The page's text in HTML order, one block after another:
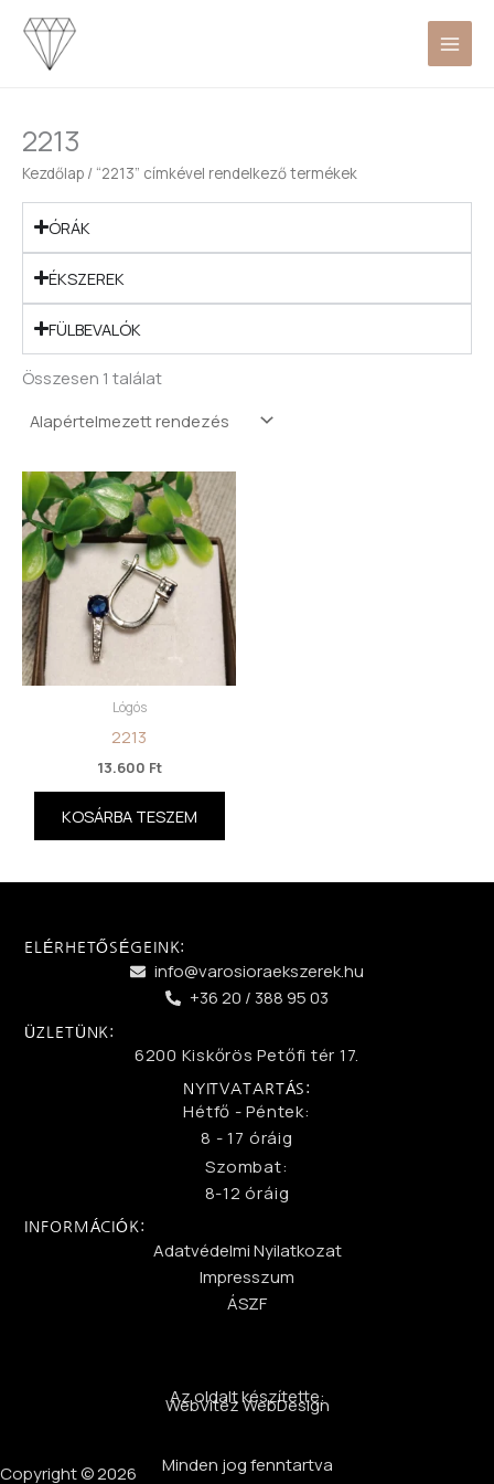
Skip
content
2213
Kezdőlap / “2213” címkével rendelkező termékek
ÓRÁK
ÉKSZEREK
FÜLBEVALÓK
Összesen 1 találat
Lógós
2213
13.600 Ft
KOSÁRBA TESZEM
ELÉRHETŐSÉGEINK:
info@varosioraekszerek.hu
+36 20 / 388 95 03
ÜZLETÜNK:
6200 Kiskőrös Petőfi tér 17.
NYITVATARTÁS:
Hétfő - Péntek:
8 - 17 óráig
Szombat:
8-12 óráig
INFORMÁCIÓK:
Adatvédelmi Nyilatkozat
Impresszum
ÁSZF
Az oldalt készítette:
WebVitéz WebDesign
Minden jog fenntartva
Copyright © 2026